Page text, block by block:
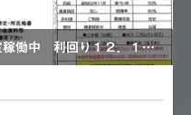
横浜市の一棟売りアパート 満室稼働中 利回り１２．１９％